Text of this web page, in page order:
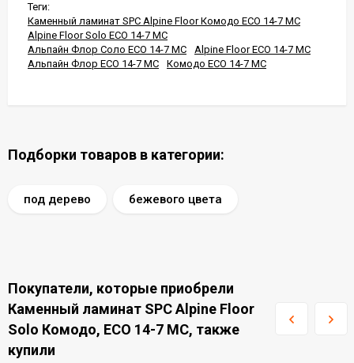
Теги:
Каменный ламинат SPC Alpine Floor Комодо ЕСО 14-7 MC
Alpine Floor Solo ЕСО 14-7 MC
Альпайн Флор Соло ЕСО 14-7 MC
Alpine Floor ЕСО 14-7 MC
Альпайн Флор ЕСО 14-7 MC
Комодо ЕСО 14-7 MC
Подборки товаров в категории:
под дерево бежевого цвета
Покупатели, которые приобрели
Каменный ламинат SPC Alpine Floor
Solo Комодо, ЕСО 14-7 MC, также
купили